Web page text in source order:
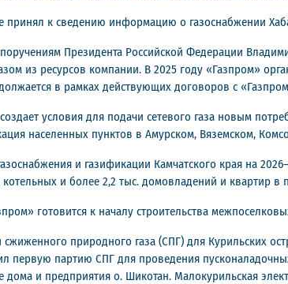
принял к сведению информацию о газоснабжении
Президента Российской Федерации
из ресурсов компании. В 2025 году «Газпром»
в рамках действующих договоров с
условия для подачи сетевого газа новым
населенных пунктов в Амурском, Вяземском,
и газификации Камчатского края на
котельных и более 2,2 тыс. домовладений и квартир
готовится к началу строительства
природного газа (СПГ) для Курильских
первую партию СПГ для проведения
дома и предприятия о. Шикотан. Малокурильская